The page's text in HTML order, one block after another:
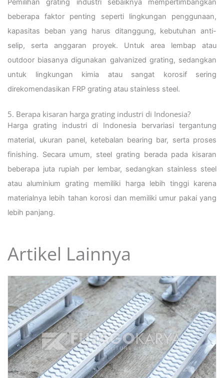
Pemilihan grating industri sebaiknya mempertimbangkan
beberapa faktor penting seperti lingkungan penggunaan,
kapasitas beban yang harus ditanggung, kebutuhan anti-
selip, serta anggaran proyek. Untuk area lembap atau
outdoor biasanya digunakan galvanized grating, sedangkan
untuk lingkungan kimia atau sangat korosif sering
direkomendasikan FRP grating atau stainless steel.
5. Berapa kisaran harga grating industri di Indonesia?
Harga grating industri di Indonesia bervariasi tergantung
material, ukuran panel, ketebalan bearing bar, serta proses
finishing. Secara umum, steel grating berada pada kisaran
beberapa juta rupiah per lembar, sedangkan stainless steel
atau aluminium grating memiliki harga lebih tinggi karena
materialnya lebih tahan korosi dan memiliki umur pakai yang
lebih panjang.
Artikel Lainnya